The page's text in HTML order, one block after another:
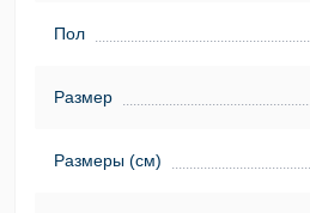
Пол
Размер
Размеры (см)